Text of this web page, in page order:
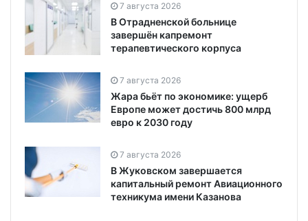
7 августа 2026
В Отрадненской больнице
завершён капремонт
терапевтического корпуса
7 августа 2026
Жара бьёт по экономике: ущерб
Европе может достичь 800 млрд
евро к 2030 году
7 августа 2026
В Жуковском завершается
капитальный ремонт Авиационного
техникума имени Казанова